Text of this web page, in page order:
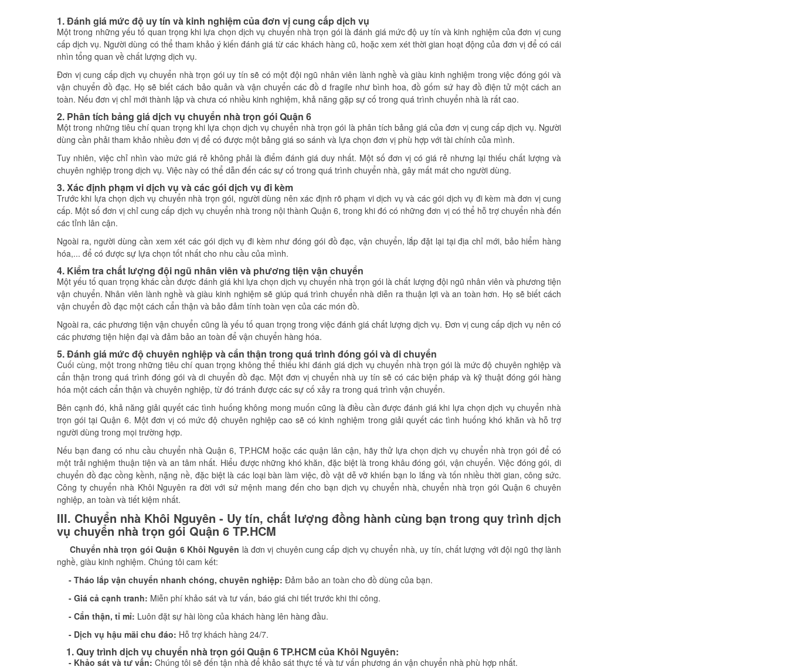
1. Đánh giá mức độ uy tín và kinh nghiệm của đơn vị cung cấp dịch vụ
Một trong những yếu tố quan trọng khi lựa chọn dịch vụ chuyển nhà trọn gói là đánh giá mức độ uy tín và kinh nghiệm của đơn vị cung
cấp dịch vụ. Người dùng có thể tham khảo ý kiến đánh giá từ các khách hàng cũ, hoặc xem xét thời gian hoạt động của đơn vị để có cái
nhìn tổng quan về chất lượng dịch vụ.
Đơn vị cung cấp dịch vụ chuyển nhà trọn gói uy tín sẽ có một đội ngũ nhân viên lành nghề và giàu kinh nghiệm trong việc đóng gói và
vận chuyển đồ đạc. Họ sẽ biết cách bảo quản và vận chuyển các đồ d fragile như bình hoa, đồ gốm sứ hay đồ điện tử một cách an
toàn. Nếu đơn vị chỉ mới thành lập và chưa có nhiều kinh nghiệm, khả năng gặp sự cố trong quá trình chuyển nhà là rất cao.
2. Phân tích bảng giá dịch vụ chuyển nhà trọn gói Quận 6
Một trong những tiêu chí quan trọng khi lựa chọn dịch vụ chuyển nhà trọn gói là phân tích bảng giá của đơn vị cung cấp dịch vụ. Người
dùng cần phải tham khảo nhiều đơn vị để có được một bảng giá so sánh và lựa chọn đơn vị phù hợp với tài chính của mình.
Tuy nhiên, việc chỉ nhìn vào mức giá rẻ không phải là điểm đánh giá duy nhất. Một số đơn vị có giá rẻ nhưng lại thiếu chất lượng và
chuyên nghiệp trong dịch vụ. Việc này có thể dẫn đến các sự cố trong quá trình chuyển nhà, gây mất mát cho người dùng.
3. Xác định phạm vi dịch vụ và các gói dịch vụ đi kèm
Trước khi lựa chọn dịch vụ chuyển nhà trọn gói, người dùng nên xác định rõ phạm vi dịch vụ và các gói dịch vụ đi kèm mà đơn vị cung
cấp. Một số đơn vị chỉ cung cấp dịch vụ chuyển nhà trong nội thành Quận 6, trong khi đó có những đơn vị có thể hỗ trợ chuyển nhà đến
các tỉnh lân cận.
Ngoài ra, người dùng cần xem xét các gói dịch vụ đi kèm như đóng gói đồ đạc, vận chuyển, lắp đặt lại tại địa chỉ mới, bảo hiểm hàng
hóa,... để có được sự lựa chọn tốt nhất cho nhu cầu của mình.
4. Kiểm tra chất lượng đội ngũ nhân viên và phương tiện vận chuyển
Một yếu tố quan trọng khác cần được đánh giá khi lựa chọn dịch vụ chuyển nhà trọn gói là chất lượng đội ngũ nhân viên và phương tiện
vận chuyển. Nhân viên lành nghề và giàu kinh nghiệm sẽ giúp quá trình chuyển nhà diễn ra thuận lợi và an toàn hơn. Họ sẽ biết cách
vận chuyển đồ đạc một cách cẩn thận và bảo đảm tính toàn vẹn của các món đồ.
Ngoài ra, các phương tiện vận chuyển cũng là yếu tố quan trọng trong việc đánh giá chất lượng dịch vụ. Đơn vị cung cấp dịch vụ nên có
các phương tiện hiện đại và đảm bảo an toàn để vận chuyển hàng hóa.
5. Đánh giá mức độ chuyên nghiệp và cẩn thận trong quá trình đóng gói và di chuyển
Cuối cùng, một trong những tiêu chí quan trọng không thể thiếu khi đánh giá dịch vụ chuyển nhà trọn gói là mức độ chuyên nghiệp và
cẩn thận trong quá trình đóng gói và di chuyển đồ đạc. Một đơn vị chuyển nhà uy tín sẽ có các biện pháp và kỹ thuật đóng gói hàng
hóa một cách cẩn thận và chuyên nghiệp, từ đó tránh được các sự cố xảy ra trong quá trình vận chuyển.
Bên cạnh đó, khả năng giải quyết các tình huống không mong muốn cũng là điều cần được đánh giá khi lựa chọn dịch vụ chuyển nhà
trọn gói tại Quận 6. Một đơn vị có mức độ chuyên nghiệp cao sẽ có kinh nghiệm trong giải quyết các tình huống khó khăn và hỗ trợ
người dùng trong mọi trường hợp.
Nếu bạn đang có nhu cầu chuyển nhà Quận 6, TP.HCM hoặc các quận lân cận, hãy thử lựa chọn dịch vụ chuyển nhà trọn gói để có
một trải nghiệm thuận tiện và an tâm nhất. Hiểu được những khó khăn, đặc biệt là trong khâu đóng gói, vận chuyển. Việc đóng gói, di
chuyển đồ đạc cồng kềnh, nặng nề, đặc biệt là các loại bàn làm việc, đồ vật dễ vỡ khiến bạn lo lắng và tốn nhiều thời gian, công sức.
Công ty chuyển nhà Khôi Nguyên ra đời với sứ mệnh mang đến cho bạn dịch vụ chuyển nhà, chuyển nhà trọn gói Quận 6 chuyên
nghiệp, an toàn và tiết kiệm nhất.
III. Chuyển nhà Khôi Nguyên - Uy tín, chất lượng đồng hành cùng bạn trong quy trình dịch
vụ chuyển nhà trọn gói Quận 6 TP.HCM
Chuyển nhà trọn gói Quận 6 Khôi Nguyên là đơn vị chuyên cung cấp dịch vụ chuyển nhà, uy tín, chất lượng với đội ngũ thợ lành
nghề, giàu kinh nghiệm. Chúng tôi cam kết:
- Tháo lắp vận chuyển nhanh chóng, chuyên nghiệp: Đảm bảo an toàn cho đồ dùng của bạn.
- Giá cả cạnh tranh: Miễn phí khảo sát và tư vấn, báo giá chi tiết trước khi thi công.
- Cẩn thận, tỉ mỉ: Luôn đặt sự hài lòng của khách hàng lên hàng đầu.
- Dịch vụ hậu mãi chu đáo: Hỗ trợ khách hàng 24/7.
1. Quy trình dịch vụ chuyển nhà trọn gói Quận 6 TP.HCM của Khôi Nguyên:
- Khảo sát và tư vấn: Chúng tôi sẽ đến tận nhà để khảo sát thực tế và tư vấn phương án vận chuyển nhà phù hợp nhất.